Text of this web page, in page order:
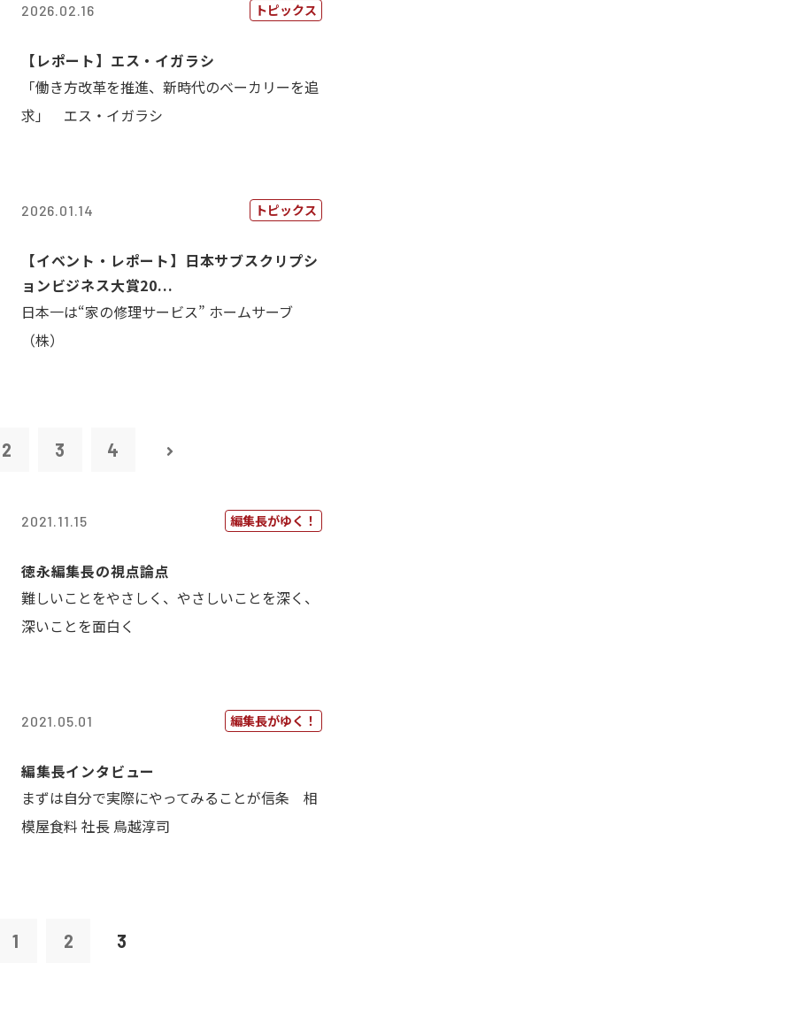
2026.02.16 トピックス
【レポート】エス・イガラシ
「働き方改革を推進、新時代のベーカリーを追
求」 エス・イガラシ
2026.01.14 トピックス
【イベント・レポート】日本サブスクリプシ
ョンビジネス大賞20...
日本一は“家の修理サービス” ホームサーブ
（株）
2 3 4
2021.11.15 編集長がゆく！
徳永編集長の視点論点
難しいことをやさしく、やさしいことを深く、
深いことを面白く
2021.05.01 編集長がゆく！
編集長インタビュー
まずは自分で実際にやってみることが信条 相
模屋食料 社長 鳥越淳司
1 2 3